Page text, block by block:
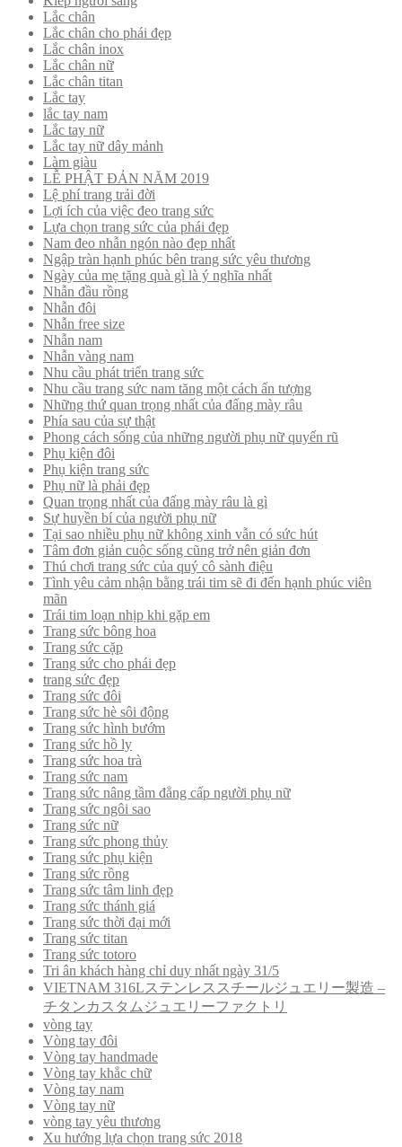
Lắc chân
Lắc chân cho phái đẹp
Lắc chân inox
Lắc chân nữ
Lắc chân titan
Lắc tay
lắc tay nam
Lắc tay nữ
Lắc tay nữ dây mảnh
Làm giàu
LỄ PHẬT ĐẢN NĂM 2019
Lệ phí trang trải đời
Lợi ích của việc đeo trang sức
Lựa chọn trang sức của phái đẹp
Nam đeo nhẫn ngón nào đẹp nhất
Ngập tràn hạnh phúc bên trang sức yêu thương
Ngày của mẹ tặng quà gì là ý nghĩa nhất
Nhẫn đầu rồng
Nhẫn đôi
Nhẫn free size
Nhẫn nam
Nhẫn vàng nam
Nhu cầu phát triển trang sức
Nhu cầu trang sức nam tăng một cách ấn tượng
Những thứ quan trọng nhất của đấng mày râu
Phía sau của sự thật
Phong cách sống của những người phụ nữ quyến rũ
Phụ kiện đôi
Phụ kiện trang sức
Phụ nữ là phải đẹp
Quan trọng nhất của đấng mày râu là gì
Sự huyền bí của người phụ nữ
Tại sao nhiều phụ nữ không xinh vẫn có sức hút
Tâm đơn giản cuộc sống cũng trở nên giản đơn
Thú chơi trang sức của quý cô sành điệu
Tình yêu cảm nhận bằng trái tim sẽ đi đến hạnh phúc viên
mãn
Trái tim loạn nhịp khi gặp em
Trang sức bông hoa
Trang sức cặp
Trang sức cho phái đẹp
trang sức đẹp
Trang sức đôi
Trang sức hè sôi động
Trang sức hình bướm
Trang sức hồ ly
Trang sức hoa trà
Trang sức nam
Trang sức nâng tầm đẳng cấp người phụ nữ
Trang sức ngôi sao
Trang sức nữ
Trang sức phong thủy
Trang sức phụ kiện
Trang sức rồng
Trang sức tâm linh đẹp
Trang sức thánh giá
Trang sức thời đại mới
Trang sức titan
Trang sức totoro
Tri ân khách hàng chỉ duy nhất ngày 31/5
VIETNAM 316Lステンレススチールジュエリー製造 –
チタンカスタムジュエリーファクトリ
vòng tay
Vòng tay đôi
Vòng tay handmade
Vòng tay khắc chữ
Vòng tay nam
Vòng tay nữ
vòng tay yêu thương
Xu hướng lựa chọn trang sức 2018